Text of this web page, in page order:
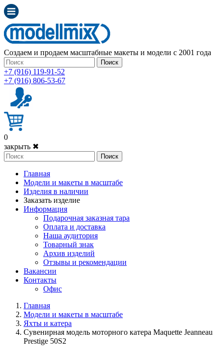
Создаем и продаем масштабные макеты и модели с 2001 года
Поиск
+7 (916) 119-91-52
+7 (916) 806-53-67
0
закрыть ✖
Поиск
Главная
Модели и макеты в масштабе
Изделия в наличии
Заказать изделие
Информация
Подарочная заказная тара
Оплата и доставка
Наша аудитория
Товарный знак
Архив изделий
Отзывы и рекомендации
Вакансии
Контакты
Офис
Главная
Модели и макеты в масштабе
Яхты и катера
Сувенирная модель моторного катера Maquette Jeanneau
Prestige 50S2